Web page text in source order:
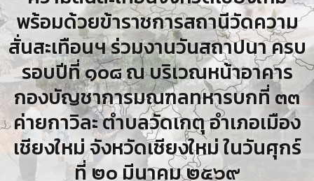
พร้อมด้วยข้าราชการสถานีวัดความ
สั่นสะเทือนฯ ร่วมงานวันสถาปนา ครบ
รอบปีที่ ๑๐๘ ณ บริเวณหน้าอาคาร
กองบัญชาการมณฑลทหารบกที่ ๓๓
ค่ายกาวิละ ตำบลวัดเกตุ อำเภอเมือง
เชียงใหม่ จังหวัดเชียงใหม่ ในวันศุกร์
ที่ ๒๐ มีนาคม ๒๕๖๙